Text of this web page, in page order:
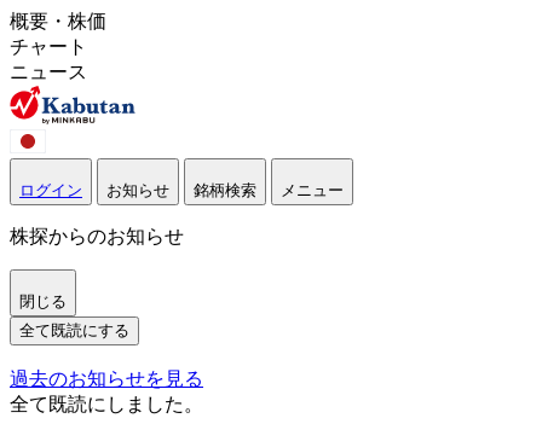
概要・株価
チャート
ニュース
ログイン お知らせ 銘柄検索 メニュー
株探からのお知らせ
閉じる
全て既読にする
過去のお知らせを見る
全て既読にしました。